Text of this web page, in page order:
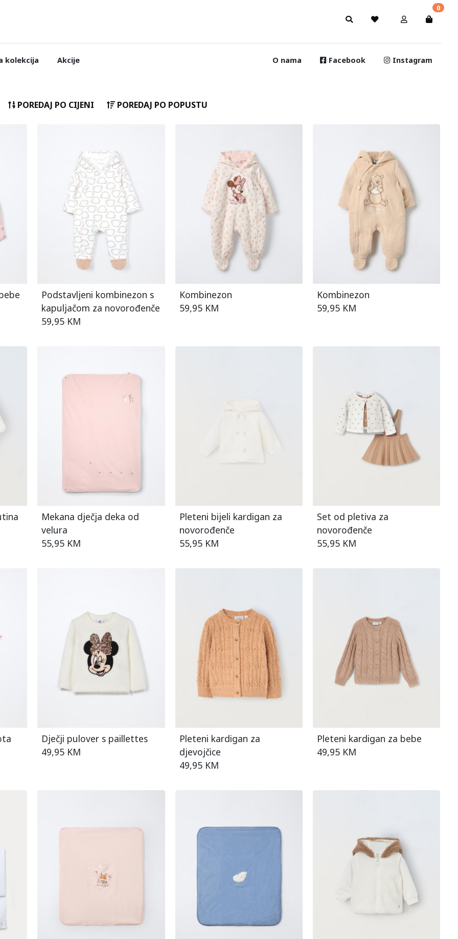
0
kolekcija Akcije O nama Facebook Instagram
POREDAJ PO CIJENI POREDAJ PO POPUSTU
Podstavljeni kombinezon s
kapuljačom za novorođenče
59,95 KM
Kombinezon
59,95 KM
Kombinezon
59,95 KM
Mekana dječja deka od
velura
55,95 KM
Pleteni bijeli kardigan za
novorođenče
55,95 KM
Set od pletiva za
novorođenče
55,95 KM
Dječji pulover s paillettes
49,95 KM
Pleteni kardigan za
djevojčice
49,95 KM
Pleteni kardigan za bebe
49,95 KM